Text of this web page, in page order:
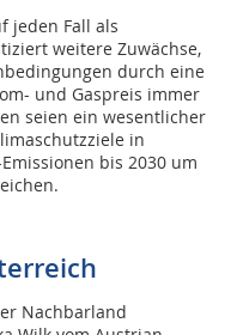
jeden Fall als
weitere Zuwächse,
durch eine
und Gaspreis immer
seien ein wesentlicher
in
bis 2030 um
Nachbarland